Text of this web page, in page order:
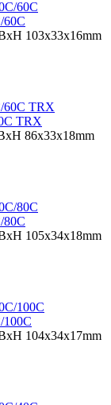
60C
103x33x16mm
TRX
86x33x18mm
80C
105x34x18mm
100C
104x34x17mm